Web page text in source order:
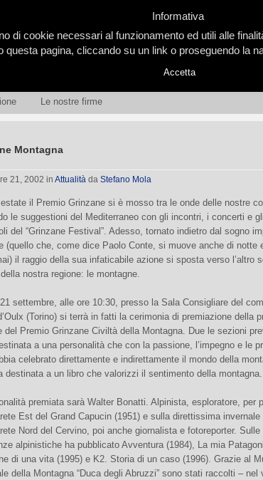
Le nostre firme
Montagna
21, 2002 in Attualità da Stefano Mola
il Premio Grinzane si è mosso tra le onde delle nostre
le suggestioni del Mediterraneo con gli incontri, i concerti e gli
del “Grinzane Festival”. Adesso, tornato indietro dal sogno
(quello che, come dice Paolo Conte, si muove anche di notte
il raggio della sua infaticabile azione si sposta verso l’altro
nostra regione: le montagne.
settembre, alle ore 10:30, presso la Sala Consigliare del
(Torino) si terrà in fatti la cerimonia di premiazione della
del Premio Grinzane Civiltà della Montagna. Due le sezioni
a una personalità che con la passione, l’impegno e le
celebrato direttamente e indirettamente il mondo della
destinata a un libro che valorizzi il sentimento della montagna.
premiata sarà Walter Bonatti. Alpinista, esploratore, per
Est del Grand Capucin (1951) e sulla direttissima invernale
Nord del Cervino, poi anche giornalista e fotoreporter. Sulle
alpinistiche ha pubblicato Avventura (1984), La mia
di una vita (1995) e K2. Storia di un caso (1996). Grazie al
della Montagna “Duca degli Abruzzi” sono stati raccolti – nel
Informativa
di cookie necessari al funzionamento ed utili alle
pagina, cliccando su un link o proseguendo la
Accetta